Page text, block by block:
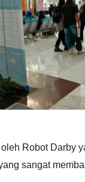
Robot Darby
sangat